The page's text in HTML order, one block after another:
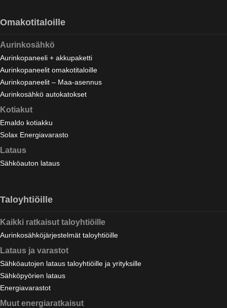
Omakotitaloille
Aurinkosähkö
Aurinkopaneeli + akkupaketti
Aurinkopaneelit omakotitaloille
Aurinkopaneelit – Maa-asennus
Aurinkosähkö autokatokset
Kotiakut
Emaldo kotiakku
Solax Energiavarasto
Lataus
Sähköauton lataus
Taloyhtiöille
Kaikki ratkaisut taloyhtiöille
Aurinkosähköjärjestelmät taloyhtiöille
Lataus ja varastot
Sähköautojen lataus taloyhtiöille ja yrityksille
Sähköpyörien lataus
Energiavarastot
Muut energiaratkaisut